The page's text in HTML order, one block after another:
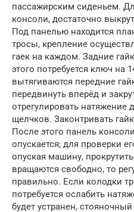
пассажирским сиденьем.
консоли, достаточно
Под панелью находится
тросы, крепление
гаек на каждом. Задние
этого потребуется ключ на
вытягиваются передние
передвинуть вперёд и
отрегулировать натяжение
щелчков. Законтривать
После этого панель
опускается; для проверки
опуская машину,
вращаются свободно, то
правильно. Если колодки
потребуется ослабить
будет устранен,